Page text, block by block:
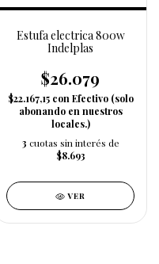
Estufa electrica 800w
Indelplas
$26.079
$22.167,15 con Efectivo (solo
abonando en nuestros
locales.)
3 cuotas sin interés de
$8.693
VER